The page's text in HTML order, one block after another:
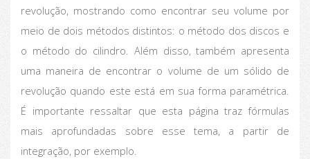
revolução, mostrando como encontrar seu volume por
meio de dois métodos distintos: o método dos discos e
o método do cilindro. Além disso, também apresenta
uma maneira de encontrar o volume de um sólido de
revolução quando este está em sua forma paramétrica.
É importante ressaltar que esta página traz fórmulas
mais aprofundadas sobre esse tema, a partir de
integração, por exemplo.